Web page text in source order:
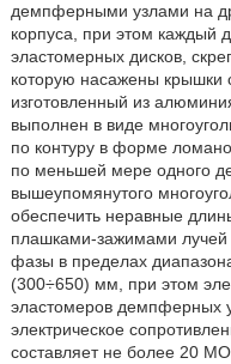
демпферными узлами на
корпуса, при этом каждый
эластомерных дисков,
которую насажены крышки
изготовленный из
выполнен в виде
по контуру в форме
по меньшей мере одного
вышеупомянутого
обеспечить неравные
плашками-зажимами
фазы в пределах
(300÷650) мм, при этом
эластомеров демпферных
электрическое
составляет не более 20